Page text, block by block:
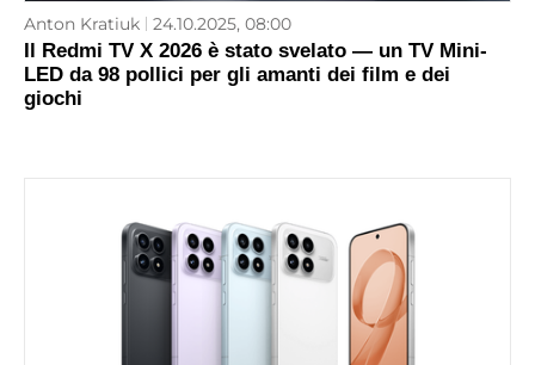
Anton Kratiuk 24.10.2025, 08:00
Il Redmi TV X 2026 è stato svelato — un TV Mini-
LED da 98 pollici per gli amanti dei film e dei
giochi